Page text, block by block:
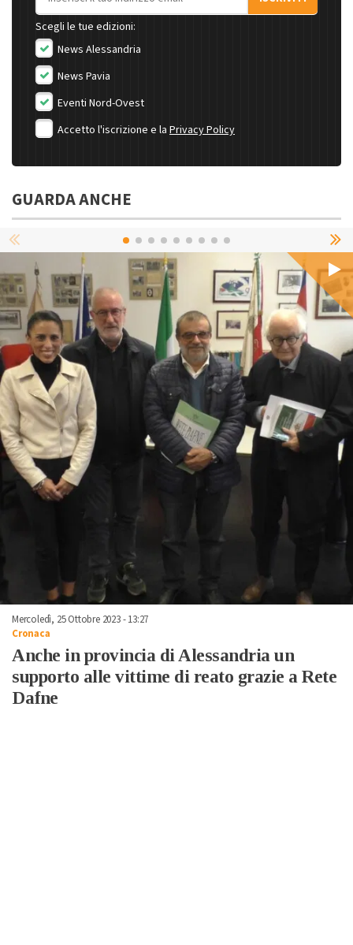
Scegli le tue edizioni:
News Alessandria
News Pavia
Eventi Nord-Ovest
Accetto l'iscrizione e la Privacy Policy
GUARDA ANCHE
Mercoledì, 25 Ottobre 2023 - 13:27
Cronaca
Anche in provincia di Alessandria un
supporto alle vittime di reato grazie a Rete
Dafne